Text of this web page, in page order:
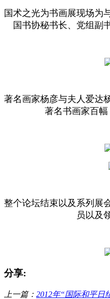
国术之光为书画展现场为
国书协秘书长、党组副
著名画家杨彦与夫人爱达
著名书画家百
整个论坛结束以及系列展
员以及
分享:
上一篇： 2012年“国际和平日